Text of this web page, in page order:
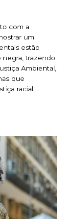
com a
um
estão
negra, trazendo
Ambiental,
que
racial.